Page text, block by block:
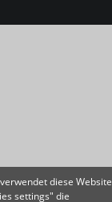
diese Website
settings" die